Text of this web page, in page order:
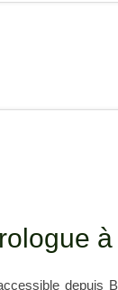
depuis